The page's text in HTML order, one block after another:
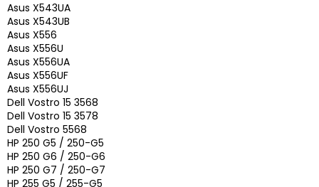
Asus X543UA
Asus X543UB
Asus X556
Asus X556U
Asus X556UA
Asus X556UF
Asus X556UJ
Dell Vostro 15 3568
Dell Vostro 15 3578
Dell Vostro 5568
HP 250 G5 / 250-G5
HP 250 G6 / 250-G6
HP 250 G7 / 250-G7
HP 255 G5 / 255-G5